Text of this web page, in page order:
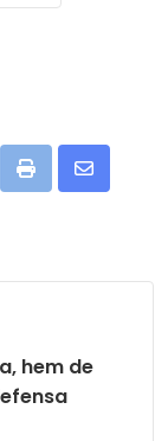
Print
Share
hem de